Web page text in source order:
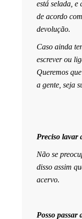
está selada,
de acordo
devolução.
Caso ainda
escrever ou
Queremos
a gente, seja
Preciso lavar
Não se
disso assim
acervo.
Posso passar